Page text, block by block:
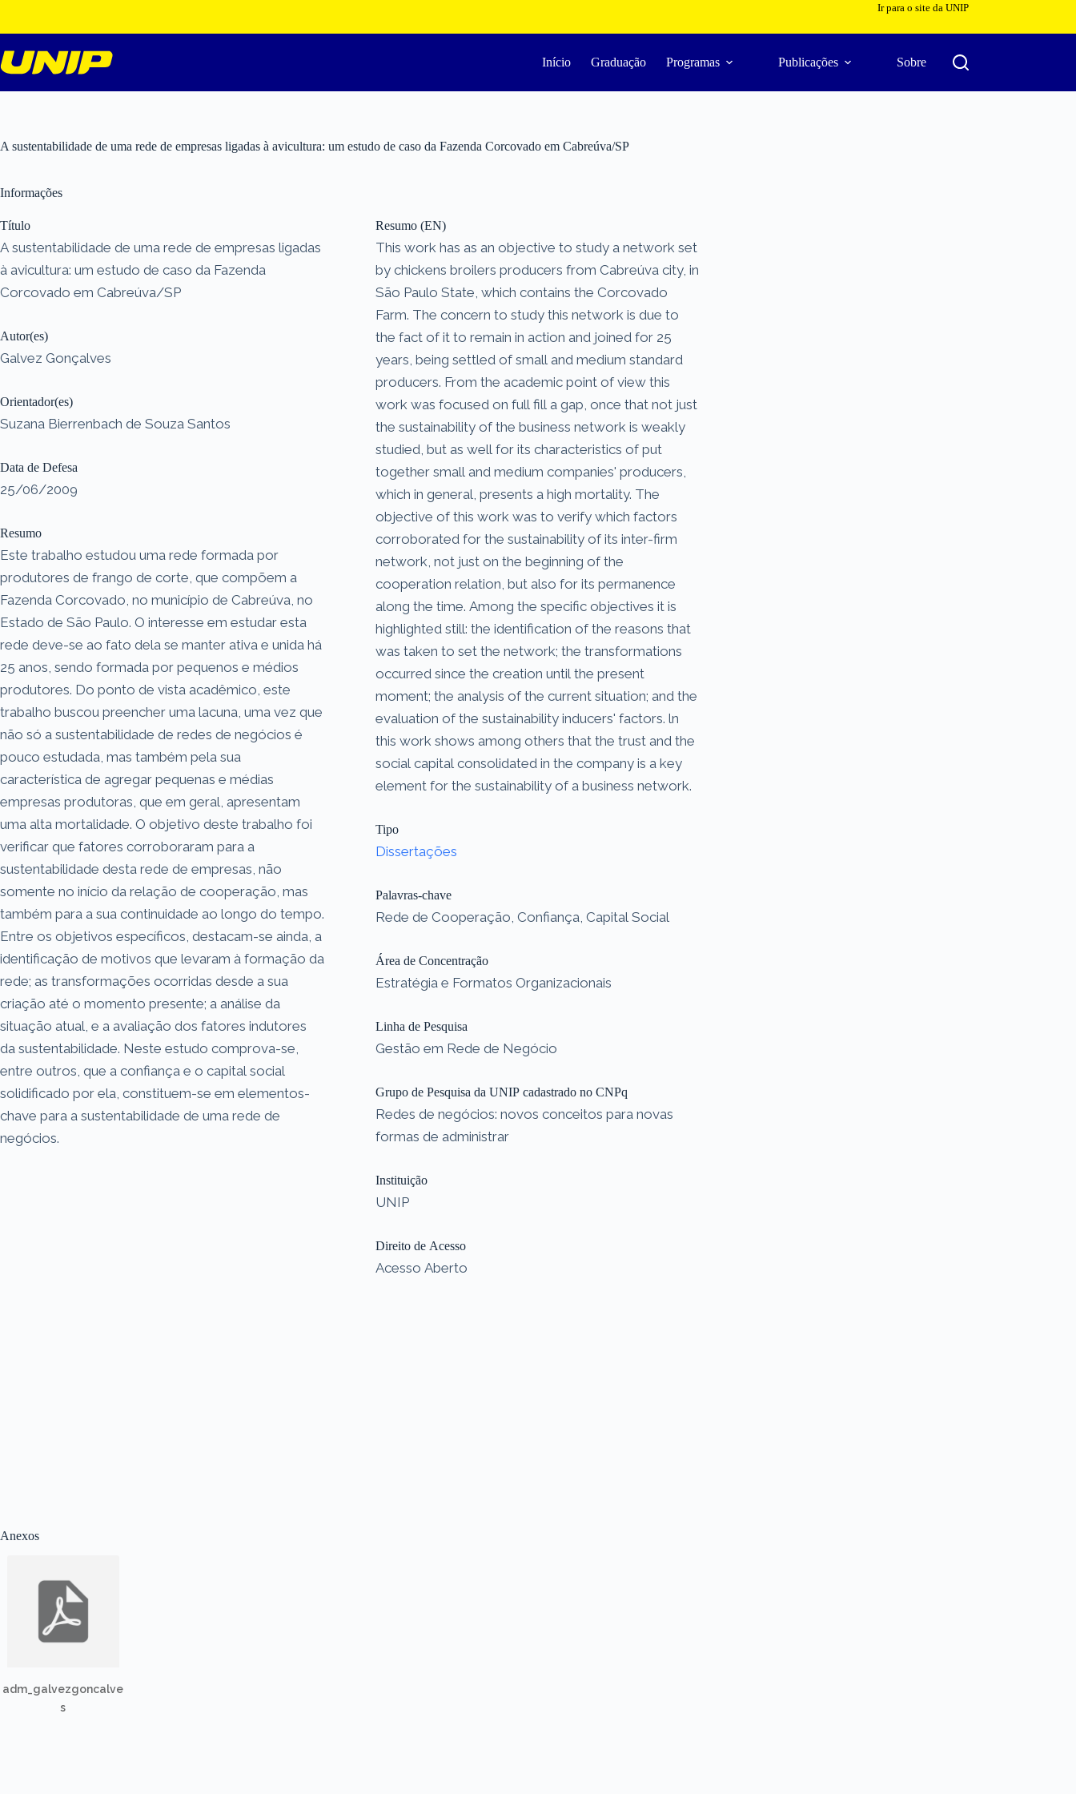
o
conteúdo
Ir para o site da UNIP
Início Graduação Programas Publicações Sobre
A sustentabilidade de uma rede de empresas ligadas à avicultura: um estudo de caso da Fazenda Corcovado em Cabreúva/SP
Anexos
adm_galvezgoncalve
s
Informações
Título
A sustentabilidade de uma rede de empresas ligadas
à avicultura: um estudo de caso da Fazenda
Corcovado em Cabreúva/SP
Autor(es)
Galvez Gonçalves
Orientador(es)
Suzana Bierrenbach de Souza Santos
Data de Defesa
25/06/2009
Resumo
Este trabalho estudou uma rede formada por
produtores de frango de corte, que compõem a
Fazenda Corcovado, no município de Cabreúva, no
Estado de São Paulo. O interesse em estudar esta
rede deve-se ao fato dela se manter ativa e unida há
25 anos, sendo formada por pequenos e médios
produtores. Do ponto de vista acadêmico, este
trabalho buscou preencher uma lacuna, uma vez que
não só a sustentabilidade de redes de negócios é
pouco estudada, mas também pela sua
característica de agregar pequenas e médias
empresas produtoras, que em geral, apresentam
uma alta mortalidade. O objetivo deste trabalho foi
verificar que fatores corroboraram para a
sustentabilidade desta rede de empresas, não
somente no início da relação de cooperação, mas
também para a sua continuidade ao longo do tempo.
Entre os objetivos específicos, destacam-se ainda, a
identificação de motivos que levaram à formação da
rede; as transformações ocorridas desde a sua
criação até o momento presente; a análise da
situação atual, e a avaliação dos fatores indutores
da sustentabilidade. Neste estudo comprova-se,
entre outros, que a confiança e o capital social
solidificado por ela, constituem-se em elementos-
chave para a sustentabilidade de uma rede de
negócios.
Resumo (EN)
This work has as an objective to study a network set
by chickens broilers producers from Cabreúva city, in
São Paulo State, which contains the Corcovado
Farm. The concern to study this network is due to
the fact of it to remain in action and joined for 25
years, being settled of small and medium standard
producers. From the academic point of view this
work was focused on full fill a gap, once that not just
the sustainability of the business network is weakly
studied, but as well for its characteristics of put
together small and medium companies' producers,
which in general, presents a high mortality. The
objective of this work was to verify which factors
corroborated for the sustainability of its inter-firm
network, not just on the beginning of the
cooperation relation, but also for its permanence
along the time. Among the specific objectives it is
highlighted still: the identification of the reasons that
was taken to set the network; the transformations
occurred since the creation until the present
moment; the analysis of the current situation; and the
evaluation of the sustainability inducers' factors. ln
this work shows among others that the trust and the
social capital consolidated in the company is a key
element for the sustainability of a business network.
Tipo
Dissertações
Palavras-chave
Rede de Cooperação, Confiança, Capital Social
Área de Concentração
Estratégia e Formatos Organizacionais
Linha de Pesquisa
Gestão em Rede de Negócio
Grupo de Pesquisa da UNIP cadastrado no CNPq
Redes de negócios: novos conceitos para novas
formas de administrar
Instituição
UNIP
Direito de Acesso
Acesso Aberto